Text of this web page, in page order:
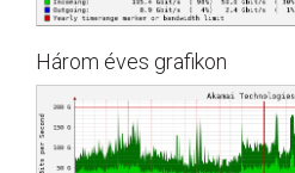
Három éves grafikon